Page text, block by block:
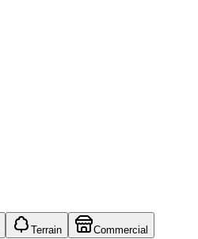
Terrain Commercial